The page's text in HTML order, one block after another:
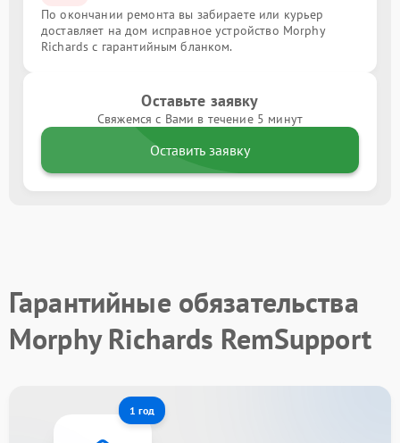
По окончании ремонта вы забираете или курьер
доставляет на дом исправное устройство Morphy
Richards с гарантийным бланком.
Оставьте заявку
Свяжемся с Вами в течение 5 минут
Оставить заявку
Гарантийные обязательства
Morphy Richards RemSupport
1 год